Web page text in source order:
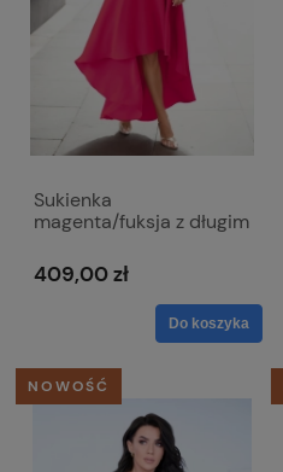
Sukienka
magenta/fuksja z długim
dekoltem - Selena
409,00 zł
Do koszyka
NOWOŚĆ